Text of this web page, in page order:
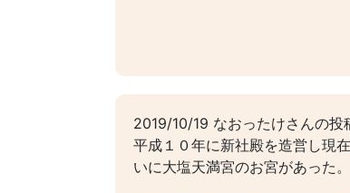
2019/10/19 なおったけさんの投
平成１０年に新社殿を造営し現
いに大塩天満宮のお宮があった。